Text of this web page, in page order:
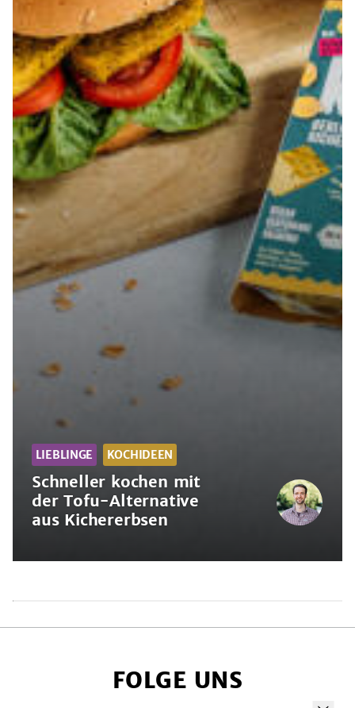
der
LIEBLINGE KOCHIDEEN
Schneller kochen mit
der Tofu-Alternative
aus Kichererbsen
FOLGE UNS